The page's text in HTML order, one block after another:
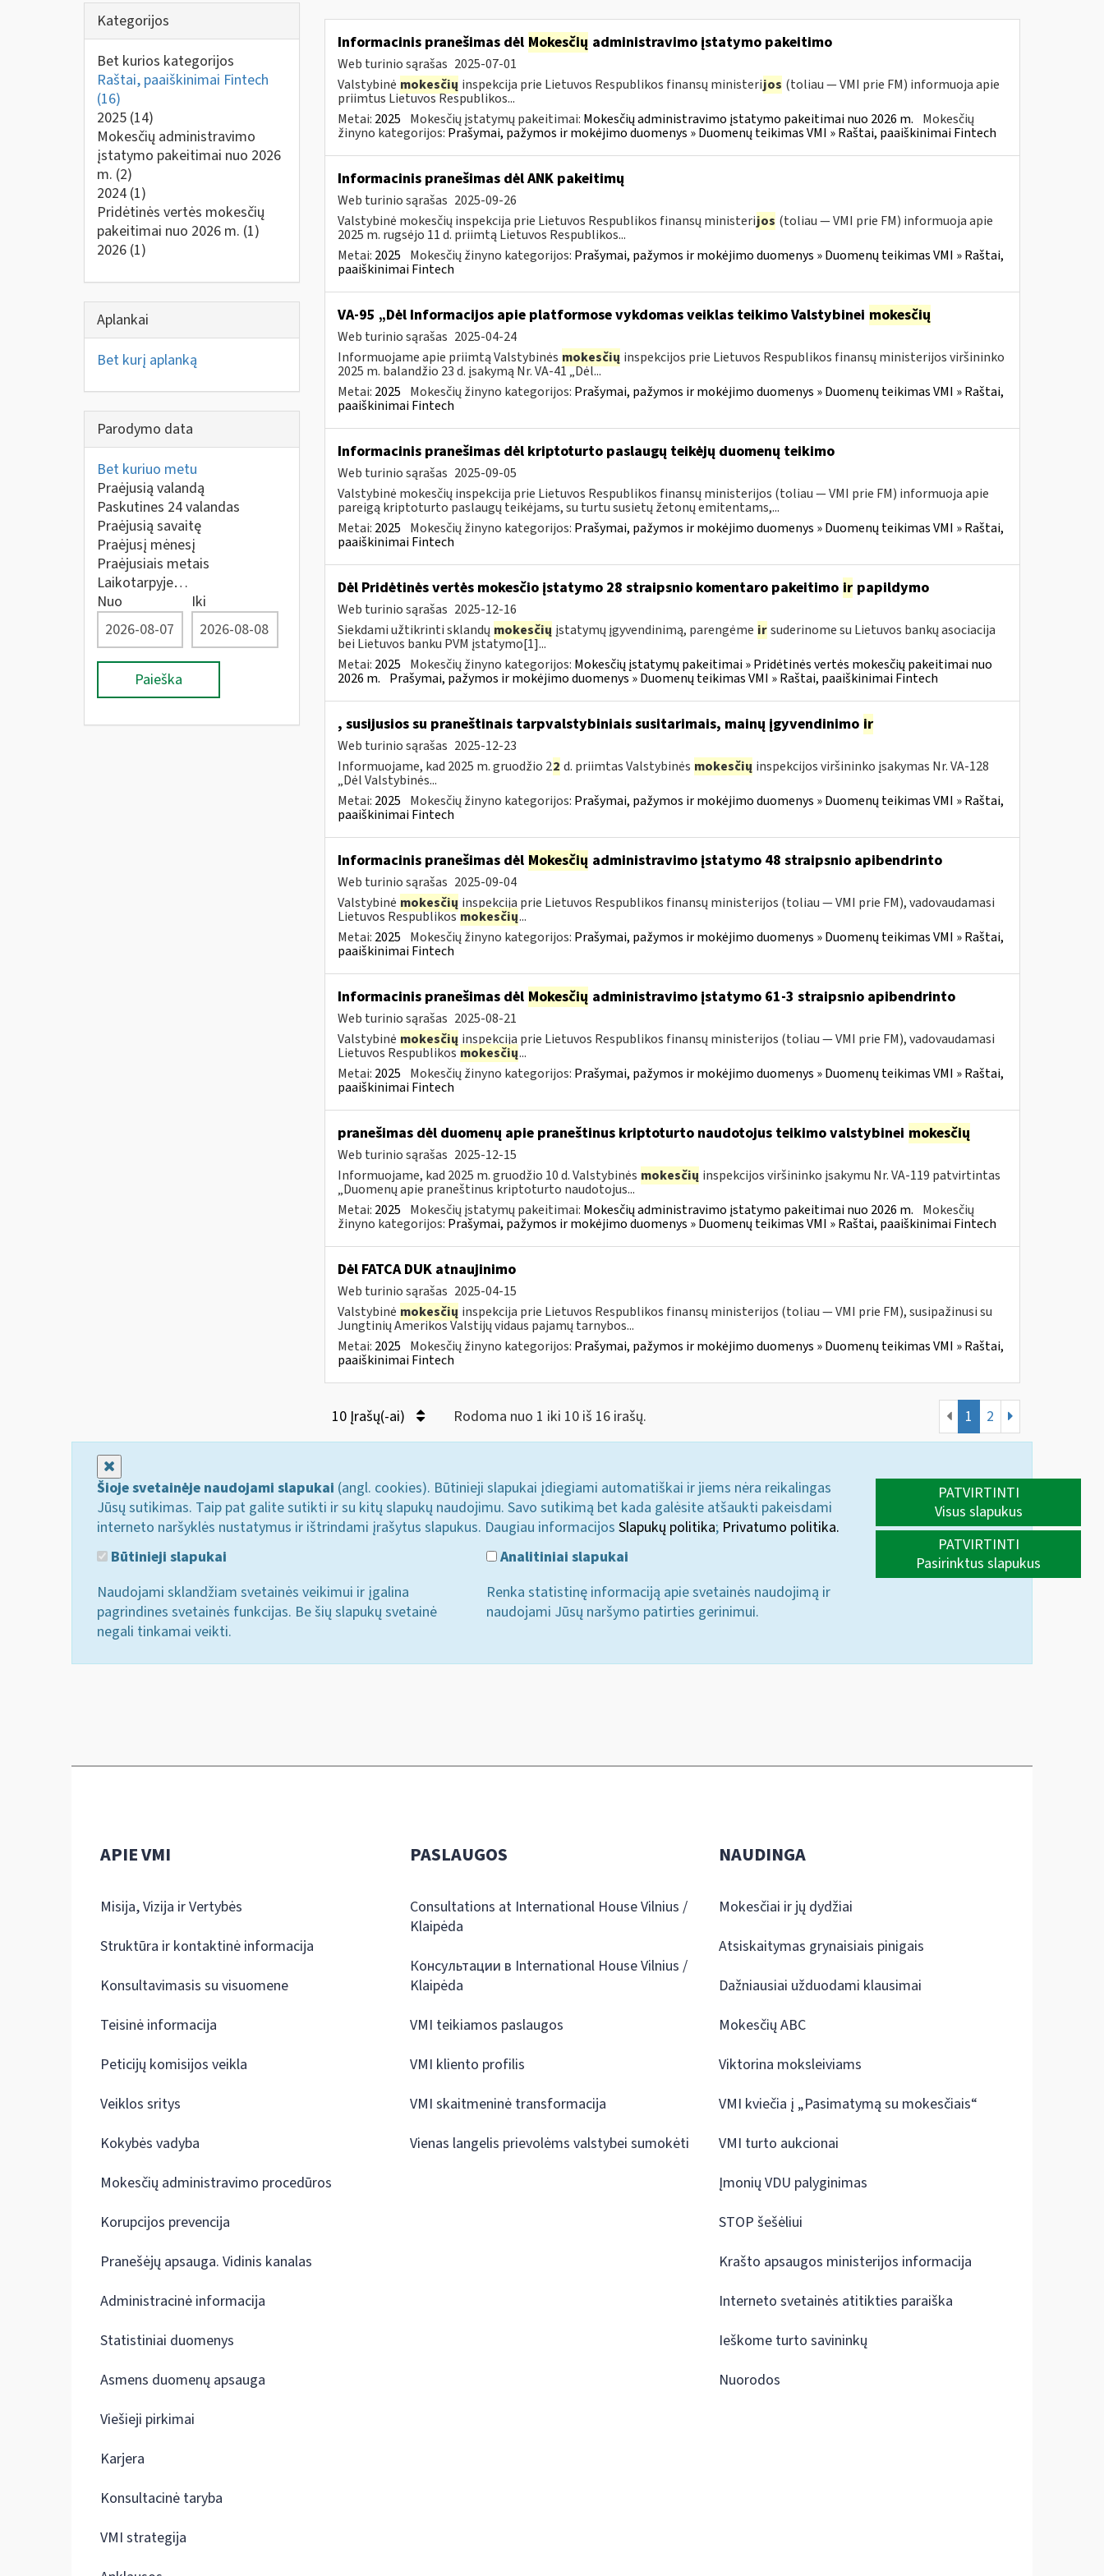
Kategorijos
Bet kurios kategorijos
Raštai, paaiškinimai Fintech
(16)
2025 (14)
Mokesčių administravimo
įstatymo pakeitimai nuo 2026
m. (2)
2024 (1)
Pridėtinės vertės mokesčių
pakeitimai nuo 2026 m. (1)
2026 (1)
Aplankai
Bet kurį aplanką
Parodymo data
Bet kuriuo metu
Praėjusią valandą
Paskutines 24 valandas
Praėjusią savaitę
Praėjusį mėnesį
Praėjusiais metais
Laikotarpyje…
Nuo
Iki
Paieška
Informacinis pranešimas dėl Mokesčių administravimo įstatymo pakeitimo
Web turinio sąrašas 2025-07-01
Valstybinė mokesčių inspekcija prie Lietuvos Respublikos finansų ministerijos (toliau — VMI prie FM) informuoja apie
priimtus Lietuvos Respublikos...
Metai: 2025 Mokesčių įstatymų pakeitimai: Mokesčių administravimo įstatymo pakeitimai nuo 2026 m. Mokesčių
žinyno kategorijos: Prašymai, pažymos ir mokėjimo duomenys » Duomenų teikimas VMI » Raštai, paaiškinimai Fintech
Informacinis pranešimas dėl ANK pakeitimų
Web turinio sąrašas 2025-09-26
Valstybinė mokesčių inspekcija prie Lietuvos Respublikos finansų ministerijos (toliau — VMI prie FM) informuoja apie
2025 m. rugsėjo 11 d. priimtą Lietuvos Respublikos...
Metai: 2025 Mokesčių žinyno kategorijos: Prašymai, pažymos ir mokėjimo duomenys » Duomenų teikimas VMI » Raštai,
paaiškinimai Fintech
VA-95 „Dėl Informacijos apie platformose vykdomas veiklas teikimo Valstybinei mokesčių
Web turinio sąrašas 2025-04-24
Informuojame apie priimtą Valstybinės mokesčių inspekcijos prie Lietuvos Respublikos finansų ministerijos viršininko
2025 m. balandžio 23 d. įsakymą Nr. VA-41 „Dėl...
Metai: 2025 Mokesčių žinyno kategorijos: Prašymai, pažymos ir mokėjimo duomenys » Duomenų teikimas VMI » Raštai,
paaiškinimai Fintech
Informacinis pranešimas dėl kriptoturto paslaugų teikėjų duomenų teikimo
Web turinio sąrašas 2025-09-05
Valstybinė mokesčių inspekcija prie Lietuvos Respublikos finansų ministerijos (toliau — VMI prie FM) informuoja apie
pareigą kriptoturto paslaugų teikėjams, su turtu susietų žetonų emitentams,...
Metai: 2025 Mokesčių žinyno kategorijos: Prašymai, pažymos ir mokėjimo duomenys » Duomenų teikimas VMI » Raštai,
paaiškinimai Fintech
Dėl Pridėtinės vertės mokesčio įstatymo 28 straipsnio komentaro pakeitimo irpapildymo
Web turinio sąrašas 2025-12-16
Siekdami užtikrinti sklandų mokesčių įstatymų įgyvendinimą, parengėme ir suderinome su Lietuvos bankų asociacija
bei Lietuvos banku PVM įstatymo[1]...
Metai: 2025 Mokesčių žinyno kategorijos: Mokesčių įstatymų pakeitimai » Pridėtinės vertės mokesčių pakeitimai nuo
2026 m. Prašymai, pažymos ir mokėjimo duomenys » Duomenų teikimas VMI » Raštai, paaiškinimai Fintech
, susijusios su praneštinais tarpvalstybiniais susitarimais, mainų įgyvendinimo ir
Web turinio sąrašas 2025-12-23
Informuojame, kad 2025 m. gruodžio 22 d. priimtas Valstybinės mokesčių inspekcijos viršininko įsakymas Nr. VA-128
„Dėl Valstybinės...
Metai: 2025 Mokesčių žinyno kategorijos: Prašymai, pažymos ir mokėjimo duomenys » Duomenų teikimas VMI » Raštai,
paaiškinimai Fintech
Informacinis pranešimas dėl Mokesčių administravimo įstatymo 48 straipsnio apibendrinto
Web turinio sąrašas 2025-09-04
Valstybinė mokesčių inspekcija prie Lietuvos Respublikos finansų ministerijos (toliau — VMI prie FM), vadovaudamasi
Lietuvos Respublikosmokesčių...
Metai: 2025 Mokesčių žinyno kategorijos: Prašymai, pažymos ir mokėjimo duomenys » Duomenų teikimas VMI » Raštai,
paaiškinimai Fintech
Informacinis pranešimas dėl Mokesčių administravimo įstatymo 61-3 straipsnio apibendrinto
Web turinio sąrašas 2025-08-21
Valstybinė mokesčių inspekcija prie Lietuvos Respublikos finansų ministerijos (toliau — VMI prie FM), vadovaudamasi
Lietuvos Respublikosmokesčių...
Metai: 2025 Mokesčių žinyno kategorijos: Prašymai, pažymos ir mokėjimo duomenys » Duomenų teikimas VMI » Raštai,
paaiškinimai Fintech
pranešimas dėl duomenų apie praneštinus kriptoturto naudotojus teikimo valstybinei mokesčių
Web turinio sąrašas 2025-12-15
Informuojame, kad 2025 m. gruodžio 10 d. Valstybinės mokesčių inspekcijos viršininko įsakymu Nr. VA-119 patvirtintas
„Duomenų apie praneštinus kriptoturto naudotojus...
Metai: 2025 Mokesčių įstatymų pakeitimai: Mokesčių administravimo įstatymo pakeitimai nuo 2026 m. Mokesčių
žinyno kategorijos: Prašymai, pažymos ir mokėjimo duomenys » Duomenų teikimas VMI » Raštai, paaiškinimai Fintech
Dėl FATCA DUK atnaujinimo
Web turinio sąrašas 2025-04-15
Valstybinė mokesčių inspekcija prie Lietuvos Respublikos finansų ministerijos (toliau — VMI prie FM), susipažinusi su
Jungtinių Amerikos Valstijų vidaus pajamų tarnybos...
Metai: 2025 Mokesčių žinyno kategorijos: Prašymai, pažymos ir mokėjimo duomenys » Duomenų teikimas VMI » Raštai,
paaiškinimai Fintech
10 Įrašų(-ai) Rodoma nuo 1 iki 10 iš 16 irašų. 1 2
Šioje svetainėje naudojami slapukai (angl. cookies). Būtinieji slapukai įdiegiami automatiškai ir jiems nėra reikalingas
Jūsų sutikimas. Taip pat galite sutikti ir su kitų slapukų naudojimu. Savo sutikimą bet kada galėsite atšaukti pakeisdami
interneto naršyklės nustatymus ir ištrindami įrašytus slapukus. Daugiau informacijos Slapukų politika; Privatumo politika.
Būtinieji slapukai
Naudojami sklandžiam svetainės veikimui ir įgalina
pagrindines svetainės funkcijas. Be šių slapukų svetainė
negali tinkamai veikti.
Analitiniai slapukai
Renka statistinę informaciją apie svetainės naudojimą ir
naudojami Jūsų naršymo patirties gerinimui.
PATVIRTINTI
Visus slapukus
PATVIRTINTI
Pasirinktus slapukus
APIE VMI
Misija, Vizija ir Vertybės
Struktūra ir kontaktinė informacija
Konsultavimasis su visuomene
Teisinė informacija
Peticijų komisijos veikla
Veiklos sritys
Kokybės vadyba
Mokesčių administravimo procedūros
Korupcijos prevencija
Pranešėjų apsauga. Vidinis kanalas
Administracinė informacija
Statistiniai duomenys
Asmens duomenų apsauga
Viešieji pirkimai
Karjera
Konsultacinė taryba
VMI strategija
PASLAUGOS
Consultations at International House Vilnius /
Klaipėda
Консультации в International House Vilnius /
Klaipėda
VMI teikiamos paslaugos
VMI kliento profilis
VMI skaitmeninė transformacija
Vienas langelis prievolėms valstybei sumokėti
NAUDINGA
Mokesčiai ir jų dydžiai
Atsiskaitymas grynaisiais pinigais
Dažniausiai užduodami klausimai
Mokesčių ABC
Viktorina moksleiviams
VMI kviečia į „Pasimatymą su mokesčiais“
VMI turto aukcionai
Įmonių VDU palyginimas
STOP šešėliui
Krašto apsaugos ministerijos informacija
Interneto svetainės atitikties paraiška
Ieškome turto savininkų
Nuorodos